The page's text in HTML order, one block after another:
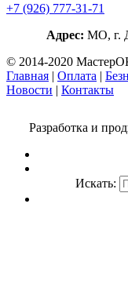
+7 (926) 777-31-71
Адрес: МО, г.
© 2014-2020
Главная | Оплата |
Новости | Контакты
Разработка и
Искать: